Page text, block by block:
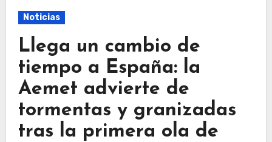
Noticias
Llega un cambio de
tiempo a España: la
Aemet advierte de
tormentas y granizadas
tras la primera ola de